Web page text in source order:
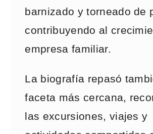
barnizado y torneado de
contribuyendo al
empresa familiar.
La biografía repasó
faceta más cercana,
las excursiones, viajes y